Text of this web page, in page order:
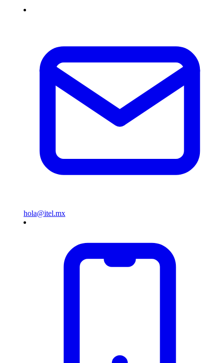
hola@itel.mx